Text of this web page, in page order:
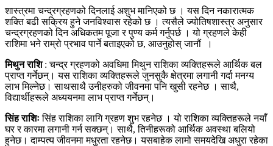
शास्त्रमा चन्द्रग्रहणको दिनलाई अशुभ मानिएको छ । यस दिन नकारात्मक
शक्ति बढी सक्रिय हुने जनविश्वास रहेको छ । त्यसैले ज्योतिषशास्त्र अनुसार
चन्द्रग्रहणको दिन अधिकतम पूजा र पुण्य कर्म गर्नुपर्छ । यो ग्रहणले केही
राशिमा भने राम्रो प्रभाव पार्ने बताइएको छ, आउनुहोस् जानौं ।
मिथुन राशि: चन्द्र ग्रहणको अवधिमा मिथुन राशिका व्यक्तिहरूले आर्थिक बल
प्राप्त गर्नेछन्। यस राशिका व्यक्तिहरूले जुनसुकै क्षेत्रमा लगानी गर्दा मनग्य
लाभ मिल्नेछ। साथसाथै उनीहरुको जीवनमा पनि खुसी रहनेछ । साथै,
विद्यार्थीहरूले अध्ययनमा लाभ प्राप्त गर्नेछन्।
सिंह राशिःसिंह राशिका लागि ग्रहण शुभ रहनेछ । यो राशिका व्यक्तिहरूले नयाँ
घर र कारमा लगानी गर्न सक्छन्। साथै, तिनीहरूको आर्थिक अवस्था बलियो
हुनेछ। दाम्पत्य जीवनमा मधुरता रहनेछ। यसबाहेक लामो समयदेखि अधुरा रहेका